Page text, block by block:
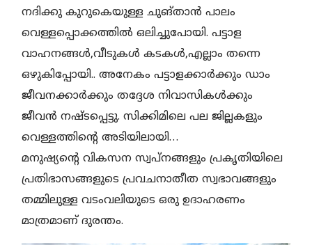
നദിക്കു കുറുകെയുള്ള ചുങ്താൻ പാലം
വെള്ളപ്പൊക്കത്തിൽ ഒലിച്ചുപോയി. പട്ടാള
വാഹനങ്ങൾ,വീടുകൾ കടകൾ,എല്ലാം തന്നെ
ഒഴുകിപ്പോയി.. അനേകം പട്ടാളക്കാർക്കും ഡാം
ജീവനക്കാർക്കും തദ്ദേശ നിവാസികൾക്കും
ജീവൻ നഷ്ടപ്പെട്ടു. സിക്കിമിലെ പല ജില്ലകളും
വെള്ളത്തിന്റെ അടിയിലായി…
മനുഷ്യന്റെ വികസന സ്വപ്നങ്ങളും പ്രകൃതിയിലെ
പ്രതിഭാസങ്ങളുടെ പ്രവചനാതീത സ്വഭാവങ്ങളും
തമ്മിലുള്ള വടംവലിയുടെ ഒരു ഉദാഹരണം
മാത്രമാണ് ദുരന്തം.